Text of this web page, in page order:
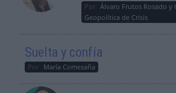
Por Álvaro Frutos Rosado y
Geopolítica de Crisis
Suelta y confía
Por María Comesaña